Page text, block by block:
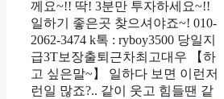
께요~!! 딱! 3분만 투자하세요~!!
일하기 좋은곳 찾으셔야죠~! 010-
2062-3474 k톡 : ryboy3500 당일지
급3T보장출퇴근차최고대우 【하
고 싶은말~】 일하다 보면 이런저
런일 많죠?.. 같이 웃고 힘들땐 같